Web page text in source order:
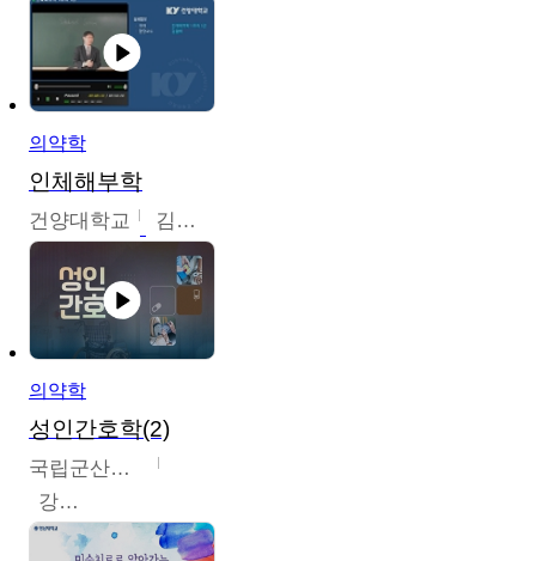
의약학
인체해부학
건양대학교 김철태
의약학
성인간호학(2)
국립군산대학교
강경아